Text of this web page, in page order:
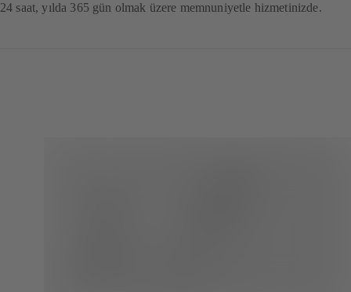
24 saat, yılda 365 gün olmak üzere memnuniyetle hizmetinizde.